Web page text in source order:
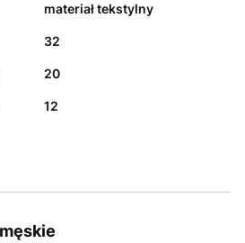
materiał tekstylny
32
20
12